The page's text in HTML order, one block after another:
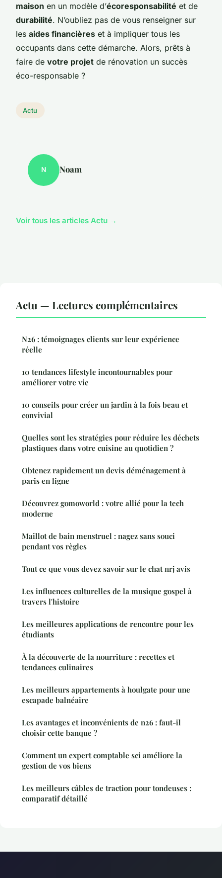
maison en un modèle d’écoresponsabilité et de
durabilité. N’oubliez pas de vous renseigner sur
les aides financières et à impliquer tous les
occupants dans cette démarche. Alors, prêts à
faire de votre projet de rénovation un succès
éco-responsable ?
Actu
N Noam
Voir tous les articles Actu →
Actu — Lectures complémentaires
N26 : témoignages clients sur leur expérience
réelle
10 tendances lifestyle incontournables pour
améliorer votre vie
10 conseils pour créer un jardin à la fois beau et
convivial
Quelles sont les stratégies pour réduire les déchets
plastiques dans votre cuisine au quotidien ?
Obtenez rapidement un devis déménagement à
paris en ligne
Découvrez gomoworld : votre allié pour la tech
moderne
Maillot de bain menstruel : nagez sans souci
pendant vos règles
Tout ce que vous devez savoir sur le chat nrj avis
Les influences culturelles de la musique gospel à
travers l'histoire
Les meilleures applications de rencontre pour les
étudiants
À la découverte de la nourriture : recettes et
tendances culinaires
Les meilleurs appartements à houlgate pour une
escapade balnéaire
Les avantages et inconvénients de n26 : faut-il
choisir cette banque ?
Comment un expert comptable sci améliore la
gestion de vos biens
Les meilleurs câbles de traction pour tondeuses :
comparatif détaillé